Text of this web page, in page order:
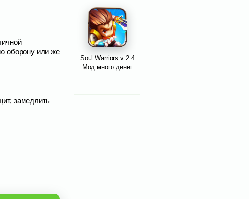
оборону или же
замедлить
Soul Warriors v 2.4
Мод много денег